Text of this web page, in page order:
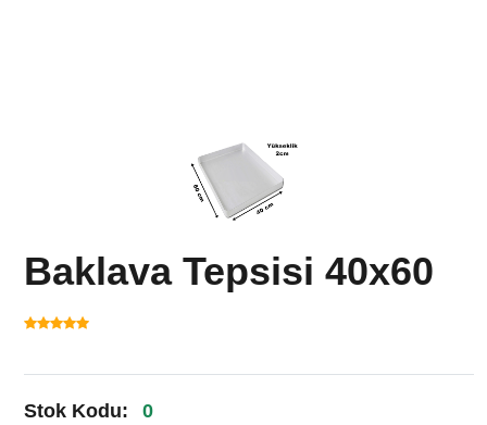
Baklava Tepsisi 40x60
Stok Kodu: 0